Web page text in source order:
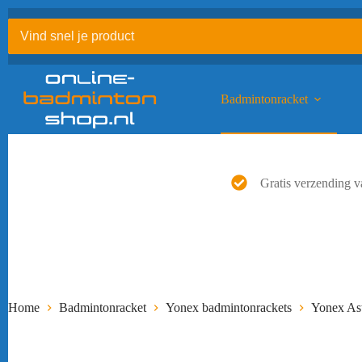
naar
inhoud
Badmintonracket
Gratis verzending
Home Badmintonracket Yonex badmintonrackets Yonex